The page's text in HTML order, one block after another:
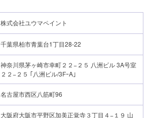
株式会社ユウマペイント
千葉県柏市青葉台1丁目28-22
神奈川県茅ヶ崎市幸町２２−２５ 八洲ビル 3A号室
２２−２５ ｢八洲ビル/3FｰA｣
名古屋市西区八筋町96
大阪府大阪市平野区加美正覚寺３丁目４−１９ 山